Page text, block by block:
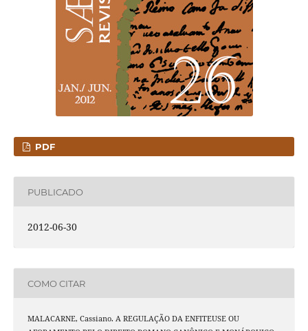
PDF
PUBLICADO
2012-06-30
COMO CITAR
MALACARNE, Cassiano. A REGULAÇÃO DA ENFITEUSE OU